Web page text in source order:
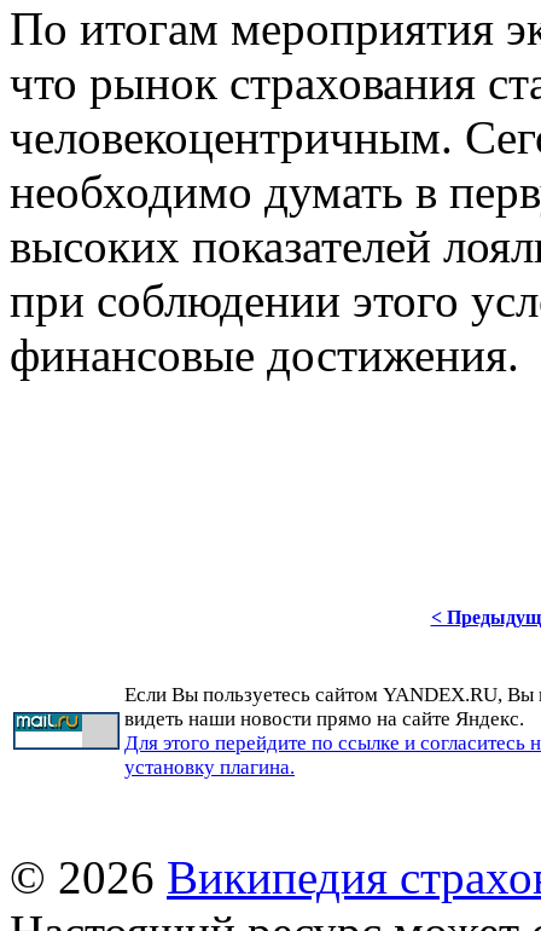
По итогам мероприятия
что рынок страхования
человекоцентричным.
необходимо думать в
высоких показателей
при соблюдении этого
финансовые достижения.
<
Если Вы пользуетесь сайтом YANDEX.RU, Вы
видеть наши новости прямо на сайте Яндекс.
Для этого перейдите по ссылке и согласитесь
установку плагина.
© 2026 Википедия